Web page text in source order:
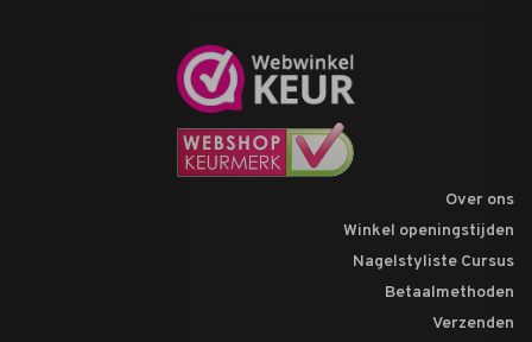
Over ons
Winkel openingstijden
Nagelstyliste Cursus
Betaalmethoden
Verzenden